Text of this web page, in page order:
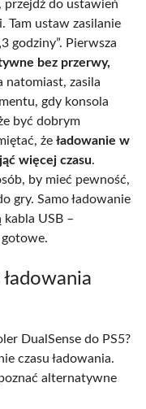
do ustawień
Tam ustaw zasilanie
godziny”. Pierwsza
bez przerwy,
natomiast, zasila
gdy konsola
być dobrym
że ładowanie w
więcej czasu.
by mieć pewność,
gry. Samo ładowanie
USB –
DualSense do PS5?
czasu ładowania.
alternatywne